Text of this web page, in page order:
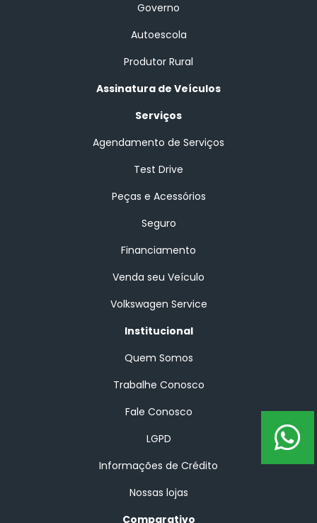
Governo
Autoescola
Produtor Rural
Assinatura de Veículos
Serviços
Agendamento de Serviços
Test Drive
Peças e Acessórios
Seguro
Financiamento
Venda seu Veículo
Volkswagen Service
Institucional
Quem Somos
Trabalhe Conosco
Fale Conosco
LGPD
Informações de Crédito
Nossas lojas
Comparativo